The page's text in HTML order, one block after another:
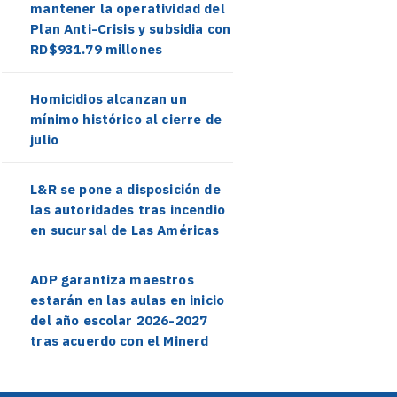
mantener la operatividad del
Plan Anti-Crisis y subsidia con
RD$931.79 millones
Homicidios alcanzan un
mínimo histórico al cierre de
julio
L&R se pone a disposición de
las autoridades tras incendio
en sucursal de Las Américas
ADP garantiza maestros
estarán en las aulas en inicio
del año escolar 2026-2027
tras acuerdo con el Minerd